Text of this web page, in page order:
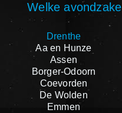
Welke
Drenthe
Aa en Hunze
Assen
Borger-Odoorn
Coevorden
De Wolden
Emmen